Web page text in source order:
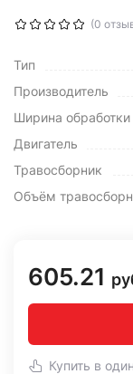
(0
Тип
Производитель
Ширина обработки
Двигатель
Травосборник
Объём
605.21
Купить в